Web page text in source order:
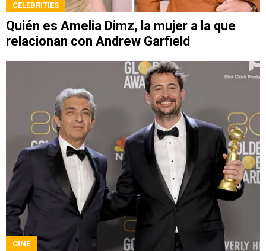
CELEBRITIES
Quién es Amelia Dimz, la mujer a la que
relacionan con Andrew Garfield
CINE